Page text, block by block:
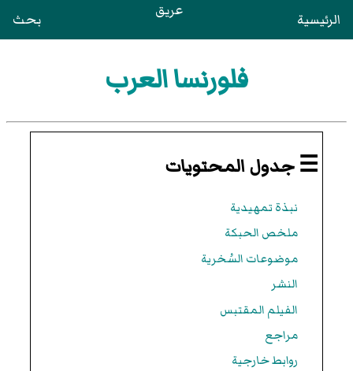
الرئيسية عريق بحث
فلورنسا العرب
☰ جدول المحتويات
نبذة تمهيدية
ملخص الحبكة
موضوعات السُخرية
النشر
الفيلم المقتبس
مراجع
روابط خارجية